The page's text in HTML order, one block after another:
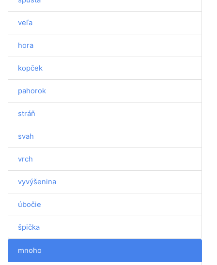
veľa
hora
kopček
pahorok
stráň
svah
vrch
vyvýšenina
úbočie
špička
mnoho